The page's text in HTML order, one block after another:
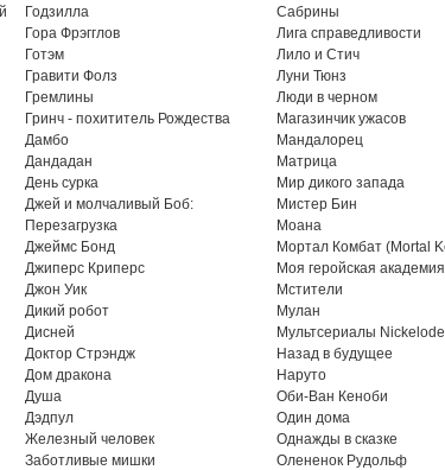
Годзилла
Гора Фрэгглов
Готэм
Гравити Фолз
Гремлины
Гринч - похититель Рождества
Дамбо
Дандадан
День сурка
Джей и молчаливый Боб:
Перезагрузка
Джеймс Бонд
Джиперс Криперс
Джон Уик
Дикий робот
Дисней
Доктор Стрэндж
Дом дракона
Душа
Дэдпул
Железный человек
Заботливые мишки
Сабрины
Лига справедливости
Лило и Стич
Луни Тюнз
Люди в черном
Магазинчик ужасов
Мандалорец
Матрица
Мир дикого запада
Мистер Бин
Моана
Мортал Комбат (Mortal
Моя геройская академия
Мстители
Мулан
Мультсериалы
Назад в будущее
Наруто
Оби-Ван Кеноби
Один дома
Однажды в сказке
Олененок Рудольф